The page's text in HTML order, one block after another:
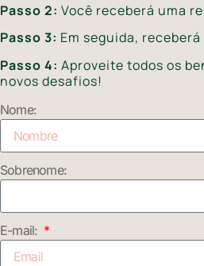
Passo 2: Você receberá uma
Passo 3: Em seguida,
Passo 4: Aproveite todos os
novos desafios!
Nome:
Sobrenome:
E-mail: